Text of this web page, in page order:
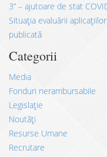
3” – ajutoare de stat
Situația evaluării
publicată
Categorii
Media
Fonduri nerambursabile
Legislație
Noutăți
Resurse Umane
Recrutare